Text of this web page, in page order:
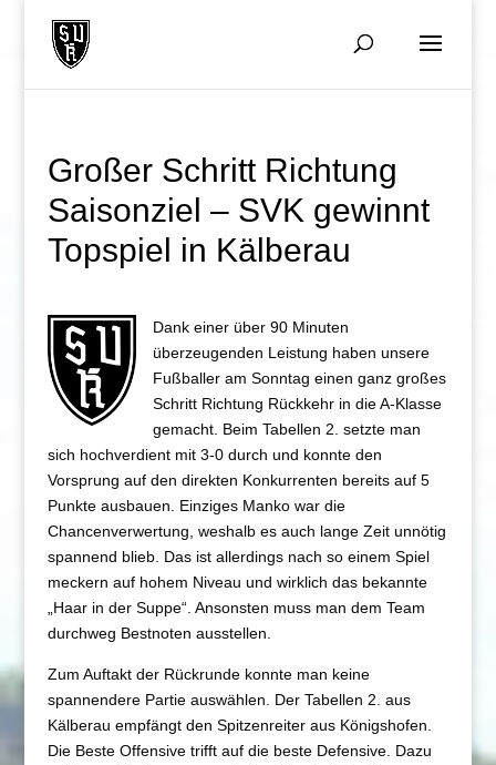
Großer Schritt Richtung
Saisonziel – SVK gewinnt
Topspiel in Kälberau
Dank einer über 90 Minuten
überzeugenden Leistung haben unsere
Fußballer am Sonntag einen ganz großes
Schritt Richtung Rückkehr in die A-Klasse
gemacht. Beim Tabellen 2. setzte man
sich hochverdient mit 3-0 durch und konnte den
Vorsprung auf den direkten Konkurrenten bereits auf 5
Punkte ausbauen. Einziges Manko war die
Chancenverwertung, weshalb es auch lange Zeit unnötig
spannend blieb. Das ist allerdings nach so einem Spiel
meckern auf hohem Niveau und wirklich das bekannte
„Haar in der Suppe“. Ansonsten muss man dem Team
durchweg Bestnoten ausstellen.
Zum Auftakt der Rückrunde konnte man keine
spannendere Partie auswählen. Der Tabellen 2. aus
Kälberau empfängt den Spitzenreiter aus Königshofen.
Die Beste Offensive trifft auf die beste Defensive. Dazu